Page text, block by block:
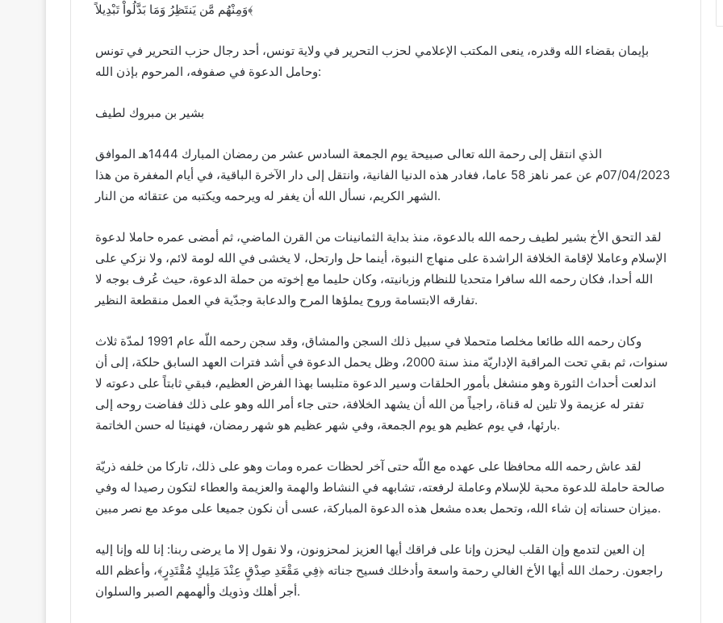
وَمِنْهُم مَّن يَنتَظِرُ وَمَا بَدَّلُواْ تَبْدِيلاً﴾
بإيمان بقضاء الله وقدره، ينعى المكتب الإعلامي لحزب التحرير في ولاية تونس، أحد رجال حزب التحرير في تونس
وحامل الدعوة في صفوفه، المرحوم بإذن الله:
بشير بن مبروك لطيف
الذي انتقل إلى رحمة الله تعالى صبيحة يوم الجمعة السادس عشر من رمضان المبارك 1444هـ الموافق
07/04/2023م عن عمر ناهز 58 عاما، فغادر هذه الدنيا الفانية، وانتقل إلى دار الآخرة الباقية، في أيام المغفرة من هذا
الشهر الكريم، نسأل الله أن يغفر له ويرحمه ويكتبه من عتقائه من النار.
لقد التحق الأخ بشير لطيف رحمه الله بالدعوة، منذ بداية الثمانينات من القرن الماضي، ثم أمضى عمره حاملا لدعوة
الإسلام وعاملا لإقامة الخلافة الراشدة على منهاج النبوة، أينما حل وارتحل، لا يخشى في الله لومة لائم، ولا نزكي على
الله أحدا، فكان رحمه الله سافرا متحديا للنظام وزبانيته، وكان حليما مع إخوته من حملة الدعوة، حيث عُرف بوجه لا
تفارقه الابتسامة وروح يملؤها المرح والدعابة وجدّية في العمل منقطعة النظير.
وكان رحمه الله طائعا مخلصا متحملا في سبيل ذلك السجن والمشاق، وقد سجن رحمه اللّه عام 1991 لمدّة ثلاث
سنوات، ثم بقي تحت المراقبة الإداريّة منذ سنة 2000، وظل يحمل الدعوة في أشد فترات العهد السابق حلكة، إلى أن
اندلعت أحداث الثورة وهو منشغل بأمور الحلقات وسير الدعوة متلبسا بهذا الفرض العظيم، فبقي ثابتاً على دعوته لا
تفتر له عزيمة ولا تلين له قناة، راجياً من الله أن يشهد الخلافة، حتى جاء أمر الله وهو على ذلك ففاضت روحه إلى
بارئها، في يوم عظيم هو يوم الجمعة، وفي شهر عظيم هو شهر رمضان، فهنيئا له حسن الخاتمة.
لقد عاش رحمه الله محافظا على عهده مع اللّه حتى آخر لحظات عمره ومات وهو على ذلك، تاركا من خلفه ذريّة
صالحة حاملة للدعوة محبة للإسلام وعاملة لرفعته، تشابهه في النشاط والهمة والعزيمة والعطاء لتكون رصيدا له وفي
ميزان حسناته إن شاء الله، وتحمل بعده مشعل هذه الدعوة المباركة، عسى أن نكون جميعا على موعد مع نصر مبين.
إن العين لتدمع وإن القلب ليحزن وإنا على فراقك أيها العزيز لمحزونون، ولا نقول إلا ما يرضى ربنا: إنا لله وإنا إليه
راجعون. رحمك الله أيها الأخ الغالي رحمة واسعة وأدخلك فسيح جناته ﴿فِي مَقْعَدِ صِدْقٍ عِنْدَ مَلِيكٍ مُقْتَدِرٍ﴾، وأعظم الله
أجر أهلك وذويك وألهمهم الصبر والسلوان.